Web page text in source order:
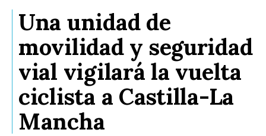
Una unidad de
movilidad y seguridad
vial vigilará la vuelta
ciclista a Castilla-La
Mancha